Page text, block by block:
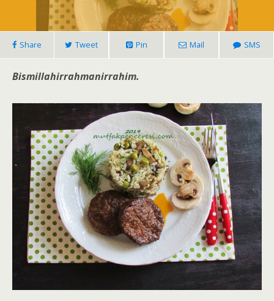
Share Tweet Pin Mail SMS
Bismillahirrahmanirrahim.